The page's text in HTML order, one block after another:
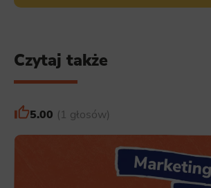
Czytaj także
5.00 1 głosów